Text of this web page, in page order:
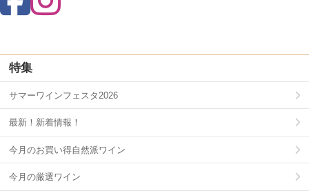
特集
サマーワインフェスタ2026
最新！新着情報！
今月のお買い得自然派ワイン
今月の厳選ワイン